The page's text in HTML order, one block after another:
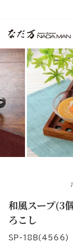
し
て
ン
テ
ン
ツ
移
和風スープ(3
ろこし
SP-18B(4566)